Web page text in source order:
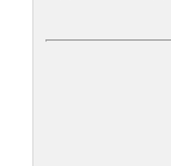
Тих - не
Без